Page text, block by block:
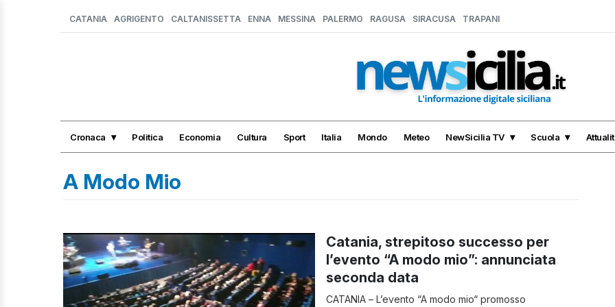
CATANIA AGRIGENTO CALTANISSETTA ENNA MESSINA PALERMO RAGUSA SIRACUSA TRAPANI
Cronaca Politica Economia Cultura Sport Italia Mondo Meteo NewSicilia TV Scuola
A Modo Mio
Catania, strepitoso successo per
l’evento “A modo mio”: annunciata
seconda data
CATANIA – L’evento “A modo mio“ promosso